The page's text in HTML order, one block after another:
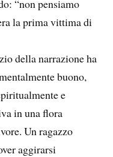
“non pensiamo
la prima vittima di
della narrazione ha
buono,
e
in una flora
Un ragazzo
aggirarsi